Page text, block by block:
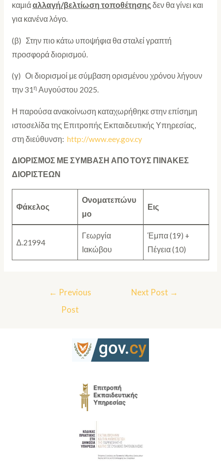
καμιάαλλαγή/βελτίωση τοποθέτησηςδεν θα γίνει και
για κανένα λόγο.
(β) Στην πιο κάτω υποψήφια θα σταλεί γραπτή
προσφορά διορισμού.
(γ) Οι διορισμοί με σύμβαση ορισμένου χρόνου λήγουν
την 31η Αυγούστου 2025.
Η παρούσα ανακοίνωση καταχωρήθηκε στην επίσημη
ιστοσελίδα της Επιτροπής Εκπαιδευτικής Υπηρεσίας,
στη διεύθυνση: http://www.eey.gov.cy
ΔΙΟΡΙΣΜΟΣ ΜΕ ΣΥΜΒΑΣΗ ΑΠΟ ΤΟΥΣ ΠΙΝΑΚΕΣ
ΔΙΟΡΙΣΤΕΩΝ
Φάκελος
Ονοματεπώνυ
μο
Εις
Δ.21994
Γεωργία
Ιακώβου
Έμπα (19) +
Πέγεια (10)
← Previous
Post
Next Post →